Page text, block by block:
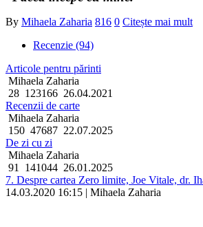
By Mihaela Zaharia 816 0 Citește mai mult
Recenzie (94)
Articole pentru părinti
Mihaela Zaharia
28 123166 26.04.2021
Recenzii de carte
Mihaela Zaharia
150 47687 22.07.2025
De zi cu zi
Mihaela Zaharia
91
141044 26.01.2025
7. Despre cartea Zero limite, Joe Vitale, dr.
14.03.2020 16:15 | Mihaela Zaharia